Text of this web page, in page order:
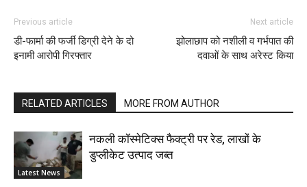
Previous article
डी-फार्मा की फर्जी डिग्री देने के दो
इनामी आरोपी गिरफ्तार
Next article
झोलाछाप को नशीली व गर्भपात की
दवाओं के साथ अरेस्ट किया
RELATED ARTICLES MORE FROM AUTHOR
Latest News
नकली कॉस्मेटिक्स फैक्ट्री पर रेड, लाखों के
डुप्लीकेट उत्पाद जब्त